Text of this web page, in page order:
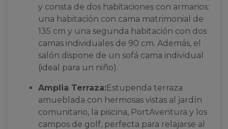
y consta de dos habitaciones con armarios:
una habitación con cama matrimonial de
135 cm y una segunda habitación con dos
camas individuales de 90 cm. Además, el
salón dispone de un sofá cama individual
(ideal para un niño).
Amplia Terraza:Estupenda terraza
amueblada con hermosas vistas al jardín
comunitario, la piscina, PortAventura y los
campos de golf, perfecta para relajarse al